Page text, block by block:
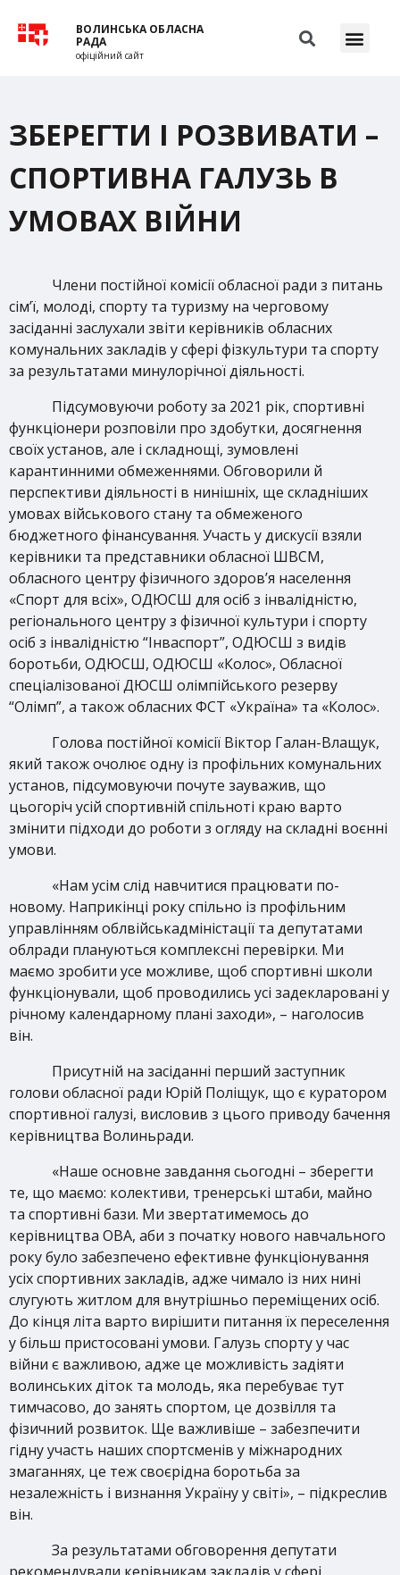
ВОЛИНСЬКА ОБЛАСНА
РАДА
офіційний сайт
ЗБЕРЕГТИ І РОЗВИВАТИ –
СПОРТИВНА ГАЛУЗЬ В
УМОВАХ ВІЙНИ
Члени постійної комісії обласної ради з питань
сім’ї, молоді, спорту та туризму на черговому
засіданні заслухали звіти керівників обласних
комунальних закладів у сфері фізкультури та спорту
за результатами минулорічної діяльності.
Підсумовуючи роботу за 2021 рік, спортивні
функціонери розповіли про здобутки, досягнення
своїх установ, але і складнощі, зумовлені
карантинними обмеженнями. Обговорили й
перспективи діяльності в нинішніх, ще складніших
умовах військового стану та обмеженого
бюджетного фінансування. Участь у дискусії взяли
керівники та представники обласної ШВСМ,
обласного центру фізичного здоров’я населення
«Спорт для всіх», ОДЮСШ для осіб з інвалідністю,
регіонального центру з фізичної культури і спорту
осіб з інвалідністю “Інваспорт”, ОДЮСШ з видів
боротьби, ОДЮСШ, ОДЮСШ «Колос», Обласної
спеціалізованої ДЮСШ олімпійського резерву
“Олімп”, а також обласних ФСТ «Україна» та «Колос».
Голова постійної комісії Віктор Галан-Влащук,
який також очолює одну із профільних комунальних
установ, підсумовуючи почуте зауважив, що
цьогоріч усій спортивній спільноті краю варто
змінити підходи до роботи з огляду на складні воєнні
умови.
«Нам усім слід навчитися працювати по-
новому. Наприкінці року спільно із профільним
управлінням облвійськадміністації та депутатами
облради плануються комплексні перевірки. Ми
маємо зробити усе можливе, щоб спортивні школи
функціонували, щоб проводились усі задекларовані у
річному календарному плані заходи», – наголосив
він.
Присутній на засіданні перший заступник
голови обласної ради Юрій Поліщук, що є куратором
спортивної галузі, висловив з цього приводу бачення
керівництва Волиньради.
«Наше основне завдання сьогодні – зберегти
те, що маємо: колективи, тренерські штаби, майно
та спортивні бази. Ми звертатимемось до
керівництва ОВА, аби з початку нового навчального
року було забезпечено ефективне функціонування
усіх спортивних закладів, адже чимало із них нині
слугують житлом для внутрішньо переміщених осіб.
До кінця літа варто вирішити питання їх переселення
у більш пристосовані умови. Галузь спорту у час
війни є важливою, адже це можливість задіяти
волинських діток та молодь, яка перебуває тут
тимчасово, до занять спортом, це дозвілля та
фізичний розвиток. Ще важливіше – забезпечити
гідну участь наших спортсменів у міжнародних
змаганнях, це теж своєрідна боротьба за
незалежність і визнання Україну у світі», – підкреслив
він.
За результатами обговорення депутати